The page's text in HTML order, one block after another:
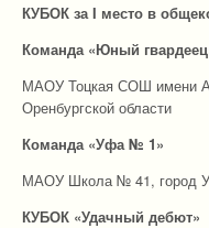
КУБОК за I место в
Команда «Юный
МАОУ Тоцкая СОШ имени
Оренбургской области
Команда «Уфа № 1»
МАОУ Школа № 41, город
КУБОК «Удачный дебют»